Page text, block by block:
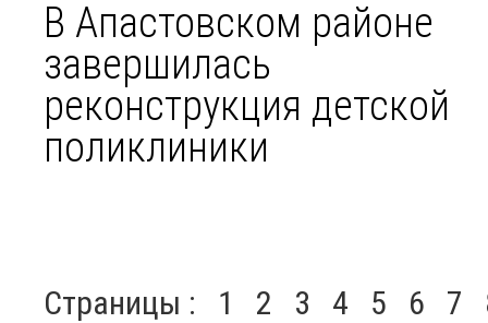
В Апастовском районе
завершилась
реконструкция детской
поликлиники
Страницы : 1 2 3 4 5 6 7